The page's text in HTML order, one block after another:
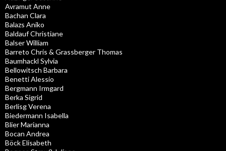
Avramut Anne
Bachan Clara
Balazs Aniko
Baldauf Christiane
Balser William
Barreto Chris & Grassberger Thomas
Baumhackl Sylvia
Bellowitsch Barbara
Benetti Alessio
Bergmann Irmgard
Berka Sigrid
Berlisg Verena
Biedermann Isabella
Blier Marianna
Bocan Andrea
Böck Elisabeth